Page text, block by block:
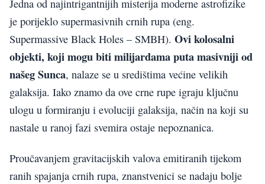
Jedna od najintrigantnijih misterija moderne astrofizike
je porijeklo supermasivnih crnih rupa (eng.
Supermassive Black Holes – SMBH). Ovi kolosalni
objekti, koji mogu biti milijardama puta masivniji od
našeg Sunca, nalaze se u središtima većine velikih
galaksija. Iako znamo da ove crne rupe igraju ključnu
ulogu u formiranju i evoluciji galaksija, način na koji su
nastale u ranoj fazi svemira ostaje nepoznanica.
Proučavanjem gravitacijskih valova emitiranih tijekom
ranih spajanja crnih rupa, znanstvenici se nadaju bolje